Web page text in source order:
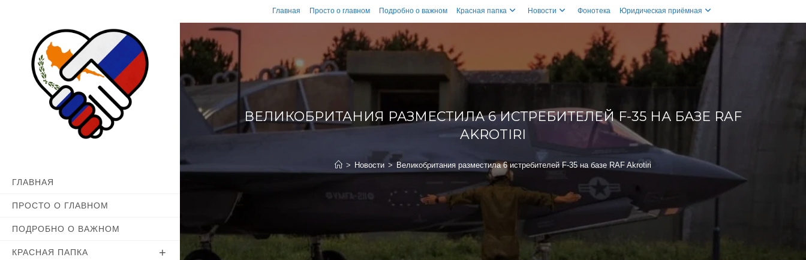
к
содержимому
Главная Просто о главном Подробно о важном Красная папка Новости Фонотека Юридическая приёмная
ГЛАВНАЯ
ПРОСТО О ГЛАВНОМ
ПОДРОБНО О ВАЖНОМ
КРАСНАЯ ПАПКА
ВЕЛИКОБРИТАНИЯ РАЗМЕСТИЛА 6 ИСТРЕБИТЕЛЕЙ F-35 НА БАЗЕ RAF
AKROTIRI
> Новости > Великобритания разместила 6 истребителей F-35 на базе RAF Akrotiri